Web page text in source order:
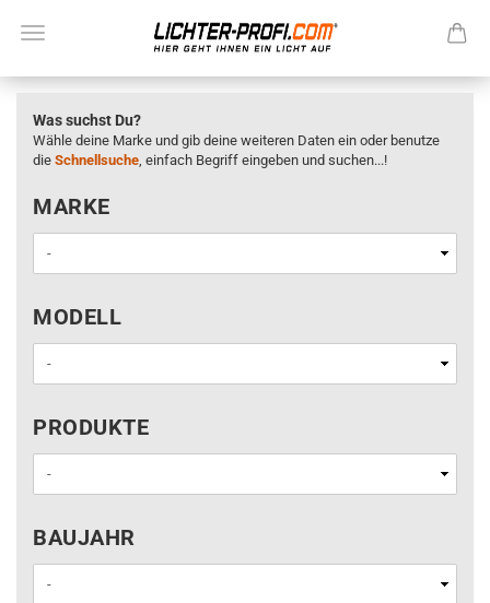
Was suchst Du?
Wähle deine Marke und gib deine weiteren Daten ein oder benutze
die Schnellsuche, einfach Begriff eingeben und suchen...!
MARKE
MARKE
MODELL
MODELL
PRODUKTE
PRODUKTE
BAUJAHR
BAUJAHR